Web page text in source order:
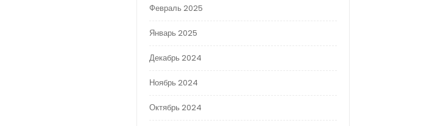
Февраль 2025
Январь 2025
Декабрь 2024
Ноябрь 2024
Октябрь 2024